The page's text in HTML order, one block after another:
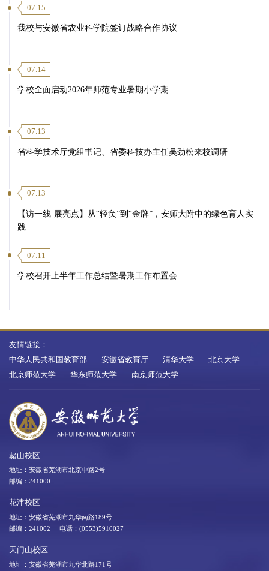
07.15
我校与安徽省农业科学院签订战略合作协议
07.14
学校全面启动2026年师范专业暑期小学期
07.13
省科学技术厅党组书记、省委科技办主任吴劲松来校调研
07.13
【访一线·展亮点】从“轻负”到“金牌”，安师大附中的绿色育人实
践
07.11
学校召开上半年工作总结暨暑期工作布置会
友情链接：
中华人民共和国教育部
安徽省教育厅 清华大学
北京大学
北京师范大学
华东师范大学 南京师范大学
赭山校区
地址：安徽省芜湖市北京中路2号
邮编：241000
花津校区
地址：安徽省芜湖市九华南路189号
邮编：241002 电话：(0553)5910027
天门山校区
地址：安徽省芜湖市九华北路171号